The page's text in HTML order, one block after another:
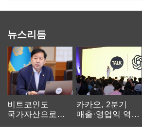
뉴스리듬
비트코인도
국가자산으로…'
카카오, 2분기
매출·영업익 역대